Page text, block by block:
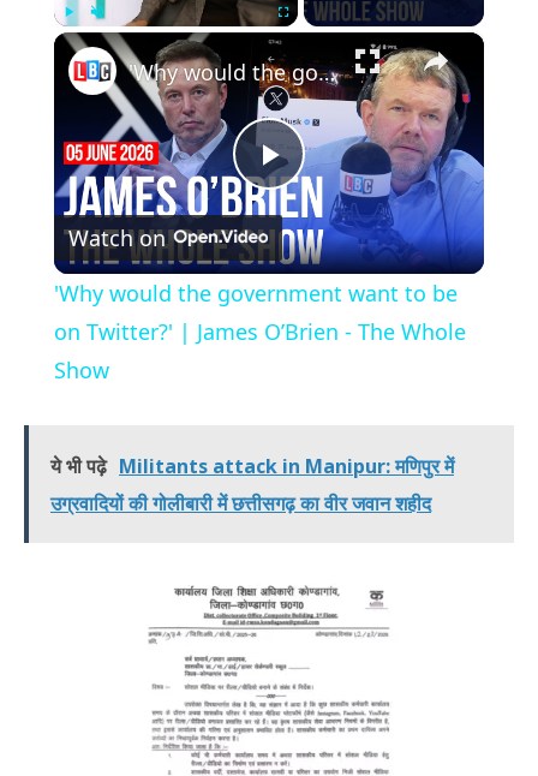
Play Unmute ×
Play
Video
'Why would the government want to be on Twitter?' | James O’Brien - The Whole Show
Watch on
'Why would the government want to be
on Twitter?' | James O’Brien - The Whole
Show
ये भी पढ़े Militants attack in Manipur: मणिपुर में
उग्रवादियों की गोलीबारी में छत्तीसगढ़ का वीर जवान शहीद